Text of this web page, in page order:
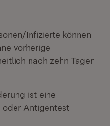
Infizierte können
vorherige
nach zehn Tagen
ist eine
oder Antigentest